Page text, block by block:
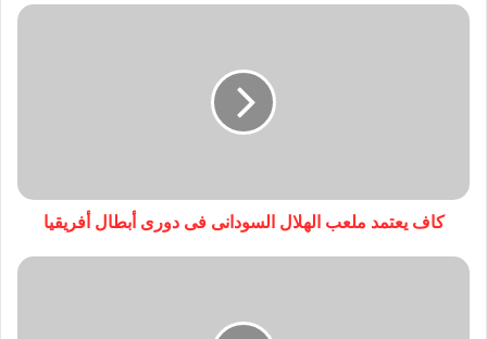
كاف يعتمد ملعب الهلال السودانى فى دورى أبطال أفريقيا